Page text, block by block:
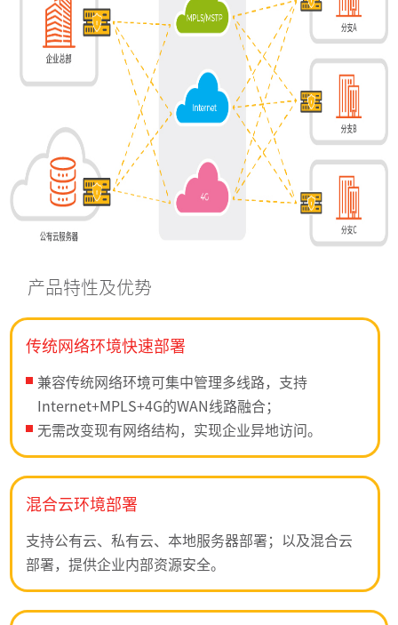
产品特性及优势
传统网络环境快速部署
兼容传统网络环境可集中管理多线路，支持
Internet+MPLS+4G的WAN线路融合；
无需改变现有网络结构，实现企业异地访问。
混合云环境部署
支持公有云、私有云、本地服务器部署；以及混合云
部署，提供企业内部资源安全。